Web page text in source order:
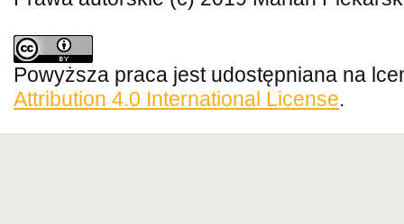
Powyższa praca jest udostępniana na
Attribution 4.0 International License.